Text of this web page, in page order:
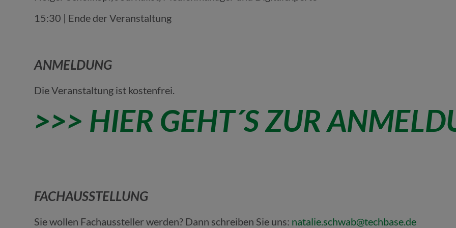
15:30 | Ende der Veranstaltung
ANMELDUNG
Die Veranstaltung ist kostenfrei.
>>> HIER GEHT´S ZUR
FACHAUSSTELLUNG
Sie wollen Fachaussteller werden? Dann schreiben Sie uns: natalie.schwab@techbase.de